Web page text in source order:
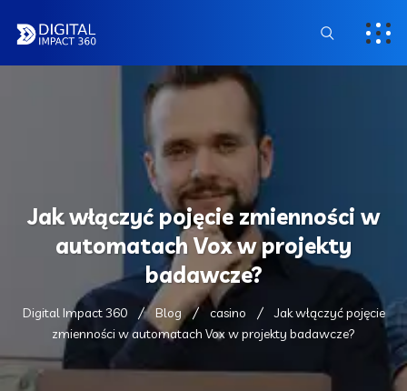
Jak włączyć pojęcie zmienności w
automatach Vox w projekty
badawcze?
Digital Impact 360 Blog casino
Jak włączyć pojęcie
zmienności w automatach Vox w projekty badawcze?